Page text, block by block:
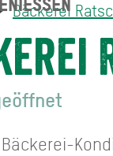
Bäckerei